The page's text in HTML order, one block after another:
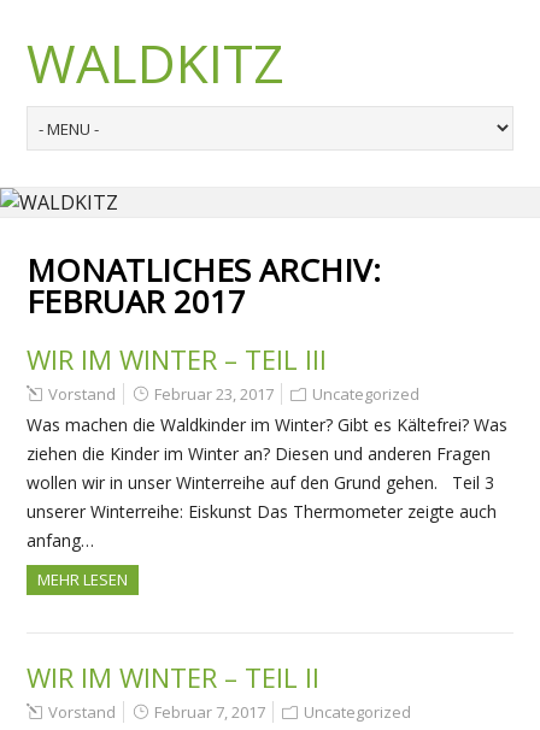
WALDKITZ
MONATLICHES ARCHIV:
FEBRUAR 2017
WIR IM WINTER – TEIL III
Vorstand Februar 23, 2017 Uncategorized
Was machen die Waldkinder im Winter? Gibt es Kältefrei? Was
ziehen die Kinder im Winter an? Diesen und anderen Fragen
wollen wir in unser Winterreihe auf den Grund gehen. Teil 3
unserer Winterreihe: Eiskunst Das Thermometer zeigte auch
anfang…
MEHR LESEN
WIR IM WINTER – TEIL II
Vorstand Februar 7, 2017 Uncategorized